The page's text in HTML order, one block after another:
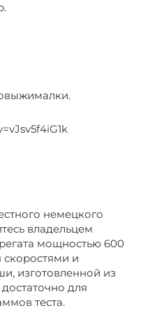
немецкого
владельцем
мощностью 600
и
изготовленной из
для
теста.